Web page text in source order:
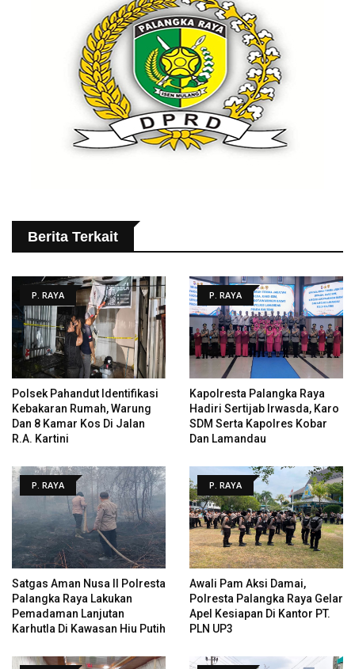
Berita Terkait
P. RAYA
Polsek Pahandut Identifikasi
Kebakaran Rumah, Warung
Dan 8 Kamar Kos Di Jalan
R.A. Kartini
P. RAYA
Kapolresta Palangka Raya
Hadiri Sertijab Irwasda, Karo
SDM Serta Kapolres Kobar
Dan Lamandau
P. RAYA
Satgas Aman Nusa II Polresta
Palangka Raya Lakukan
Pemadaman Lanjutan
Karhutla Di Kawasan Hiu Putih
P. RAYA
Awali Pam Aksi Damai,
Polresta Palangka Raya Gelar
Apel Kesiapan Di Kantor PT.
PLN UP3